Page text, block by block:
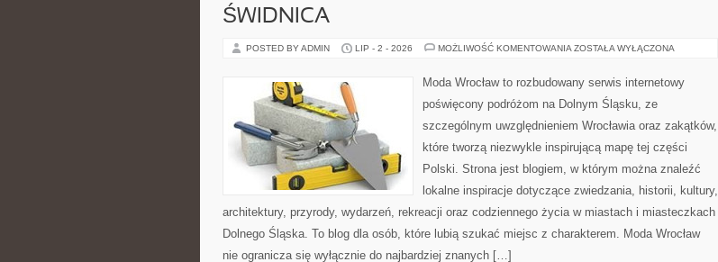
ŚWIDNICA
POSTED BY ADMIN LIP - 2 - 2026 MOŻLIWOŚĆ KOMENTOWANIA ŚWIDNICA
ZOSTAŁA WYŁĄCZONA
Moda Wrocław to rozbudowany serwis internetowy
poświęcony podróżom na Dolnym Śląsku, ze
szczególnym uwzględnieniem Wrocławia oraz zakątków,
które tworzą niezwykle inspirującą mapę tej części
Polski. Strona jest blogiem, w którym można znaleźć
lokalne inspiracje dotyczące zwiedzania, historii, kultury,
architektury, przyrody, wydarzeń, rekreacji oraz codziennego życia w miastach i miasteczkach
Dolnego Śląska. To blog dla osób, które lubią szukać miejsc z charakterem. Moda Wrocław
nie ogranicza się wyłącznie do najbardziej znanych […]